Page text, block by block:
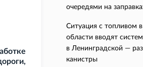
очередями на
Ситуация с топливом
области вводят
в Ленинградской —
канистры